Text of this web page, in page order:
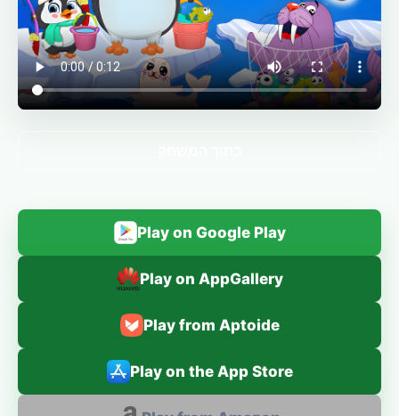
Play on Google Play
Play on AppGallery
Play from Aptoide
Play on the App Store